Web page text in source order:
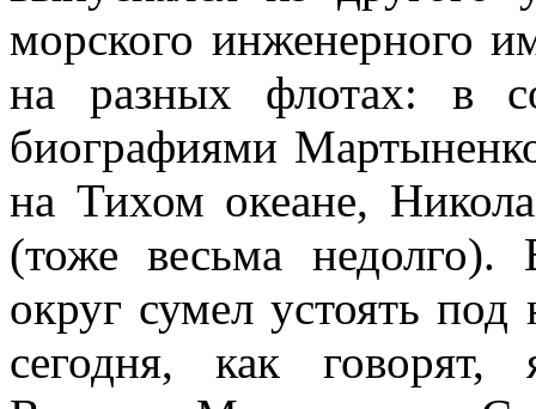
морского инженерного
на разных флотах: в
биографиями
на Тихом океане,
(тоже весьма
округ сумел устоять
сегодня, как говорят,